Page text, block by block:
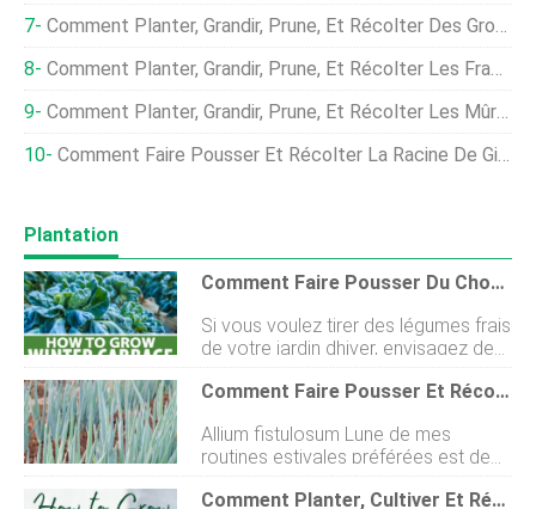
Comment Planter, Grandir, Prune, Et Récolter Des Groseilles À Maquereau
Comment Planter, Grandir, Prune, Et Récolter Les Framboises
Comment Planter, Grandir, Prune, Et Récolter Les Mûres
Comment Faire Pousser Et Récolter La Racine De Gingembre
Plantation
Comment Faire Pousser Du Chou D'hiver Pour Une Récolte De Fin De Saison
Si vous voulez tirer des légumes frais
de votre jardin dhiver, envisagez de
planter du chou de fin de saison. La
plupart des variétés de ce Brassica
certains cultivars tolèrent des
températures aussi basses que 20
ºF. Certaines variétés de types verts
Comment Faire Pousser Et Récolter Des Oignons En Botte
Allium fistulosum Lune de mes
routines estivales préférées est de
me promener quotidiennement (ou
toutes les heures) dans mon jardin,Comment Planter, Cultiver Et Récolter Du Chou